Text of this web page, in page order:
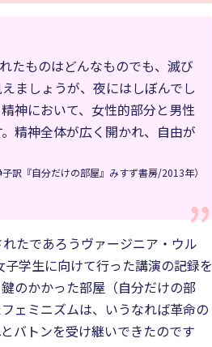
たものはどんなものでも、滅び
ましょうが、夜にはしぼんでし
神において、女性的部分と男性
精神全体が広く開かれ、自由が
訳『自分だけの部屋』みすず書房/2013年）
たであろうヴァージニア・ウル
学生に向けて行った講演の記録を
のかかった部屋（自分だけの部
ェミニズムは、いうなれば革命の
バトンを受け継いできたのです